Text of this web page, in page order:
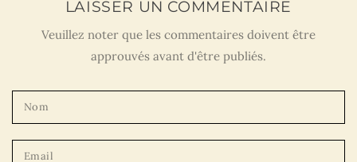
LAISSER UN COMMENTAIRE
Veuillez noter que les commentaires doivent être
approuvés avant d'être publiés.
Nom
Email